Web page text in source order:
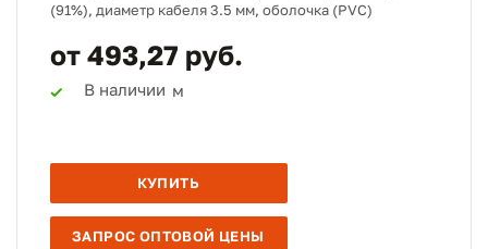
(91%), диаметр кабеля 3.5 мм, оболочка (PVC)
от 493,27 руб.
В наличии м
КУПИТЬ
ЗАПРОС ОПТОВОЙ ЦЕНЫ